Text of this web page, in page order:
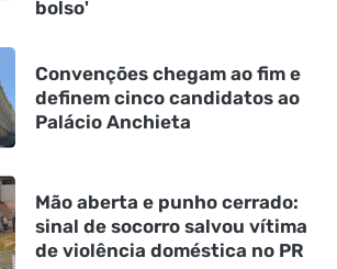
bolso'
Convenções chegam ao fim e
definem cinco candidatos ao
Palácio Anchieta
Mão aberta e punho cerrado:
sinal de socorro salvou vítima
de violência doméstica no PR